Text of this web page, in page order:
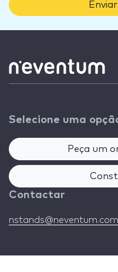
Selecione uma
Peça um
Contactar
nstands@neventum.com